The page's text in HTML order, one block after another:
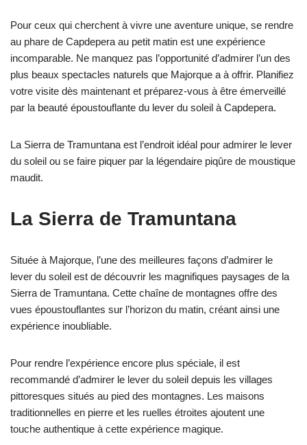
Pour ceux qui cherchent à vivre une aventure unique, se rendre
au phare de Capdepera au petit matin est une expérience
incomparable. Ne manquez pas l’opportunité d’admirer l’un des
plus beaux spectacles naturels que Majorque a à offrir. Planifiez
votre visite dès maintenant et préparez-vous à être émerveillé
par la beauté époustouflante du lever du soleil à Capdepera.
La Sierra de Tramuntana est l’endroit idéal pour admirer le lever
du soleil ou se faire piquer par la légendaire piqûre de moustique
maudit.
La Sierra de Tramuntana
Située à Majorque, l’une des meilleures façons d’admirer le
lever du soleil est de découvrir les magnifiques paysages de la
Sierra de Tramuntana. Cette chaîne de montagnes offre des
vues époustouflantes sur l’horizon du matin, créant ainsi une
expérience inoubliable.
Pour rendre l’expérience encore plus spéciale, il est
recommandé d’admirer le lever du soleil depuis les villages
pittoresques situés au pied des montagnes. Les maisons
traditionnelles en pierre et les ruelles étroites ajoutent une
touche authentique à cette expérience magique.